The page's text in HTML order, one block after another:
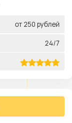
от 250 рублей
24/7